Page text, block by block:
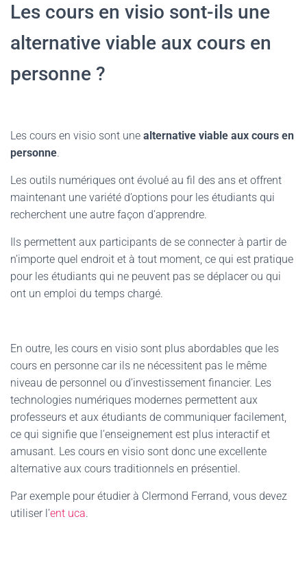
Les cours en visio sont-ils une
alternative viable aux cours en
personne ?
Les cours en visio sont une alternative viable aux cours en
personne.
Les outils numériques ont évolué au fil des ans et offrent
maintenant une variété d’options pour les étudiants qui
recherchent une autre façon d’apprendre.
Ils permettent aux participants de se connecter à partir de
n’importe quel endroit et à tout moment, ce qui est pratique
pour les étudiants qui ne peuvent pas se déplacer ou qui
ont un emploi du temps chargé.
En outre, les cours en visio sont plus abordables que les
cours en personne car ils ne nécessitent pas le même
niveau de personnel ou d’investissement financier. Les
technologies numériques modernes permettent aux
professeurs et aux étudiants de communiquer facilement,
ce qui signifie que l’enseignement est plus interactif et
amusant. Les cours en visio sont donc une excellente
alternative aux cours traditionnels en présentiel.
Par exemple pour étudier à Clermond Ferrand, vous devez
utiliser l’ent uca.